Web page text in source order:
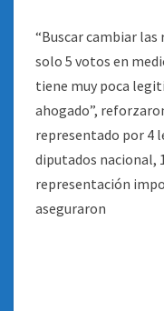
“Buscar cambiar
solo 5 votos en
tiene muy poca
ahogado”,
representado por 4
diputados nacional,
representación
aseguraron